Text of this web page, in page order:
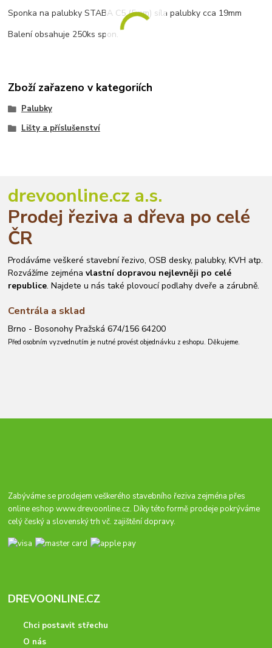
Sponka na palubky STABA C5 (5mm) síla palubky cca 19mm
Balení obsahuje 250ks spon.
Zboží zařazeno v kategoriích
Palubky
Lišty a příslušenství
drevoonline.cz a.s.
Prodej řeziva a dřeva po celé
ČR
Prodáváme veškeré stavební řezivo, OSB desky, palubky, KVH atp.
Rozvážíme zejménavlastní dopravou nejlevněji po celé
republice. Najdete u nás také plovoucí podlahy dveře a zárubně.
Centrála a sklad
Brno - Bosonohy Pražská 674/156 64200
Před osobním vyzvednutím je nutné provést objednávku z eshopu. Děkujeme.
Zabýváme se prodejem veškerého stavebního řeziva zejména přes
online eshopwww.drevoonline.cz. Díky této formě prodeje pokrýváme
celý český a slovenský trh vč. zajištění dopravy.
DREVOONLINE.CZ
Chci postavit střechu
O nás